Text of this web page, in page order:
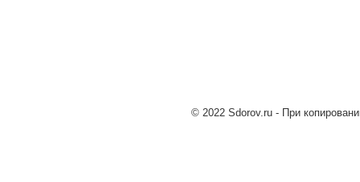
© 2022 Sdorov.ru - При